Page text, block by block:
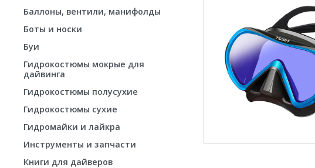
Баллоны, вентили, манифолды
Боты и носки
Буи
Гидрокостюмы мокрые для
дайвинга
Гидрокостюмы полусухие
Гидрокостюмы сухие
Гидромайки и лайкра
Инструменты и запчасти
Книги для дайверов